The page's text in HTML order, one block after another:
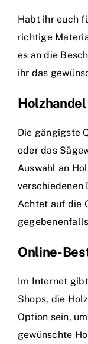
Habt ihr euch
richtige
es an die
ihr das
Die gängigste
oder das
Auswahl an
verschiedenen
Achtet auf die
Online-
Im Internet
Shops, die
Option sein,
gewünschte